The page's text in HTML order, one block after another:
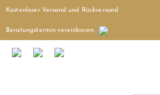
Kostenloser Versand und Rückversand
Beratungstermin vereinbaren: